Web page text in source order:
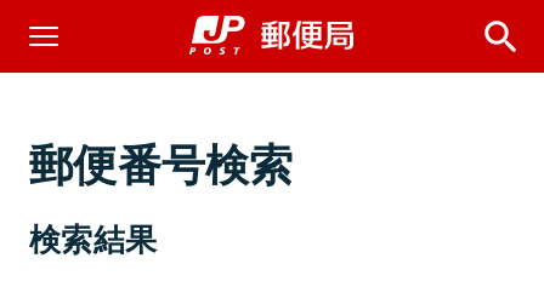
郵便番号検索
検索結果